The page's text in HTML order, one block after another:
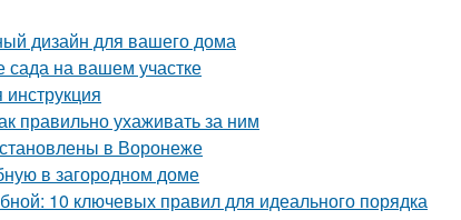
дизайн для вашего дома
сада на вашем участке
правильно ухаживать за ним
в Воронеже
в загородном доме
10 ключевых правил для идеального порядка